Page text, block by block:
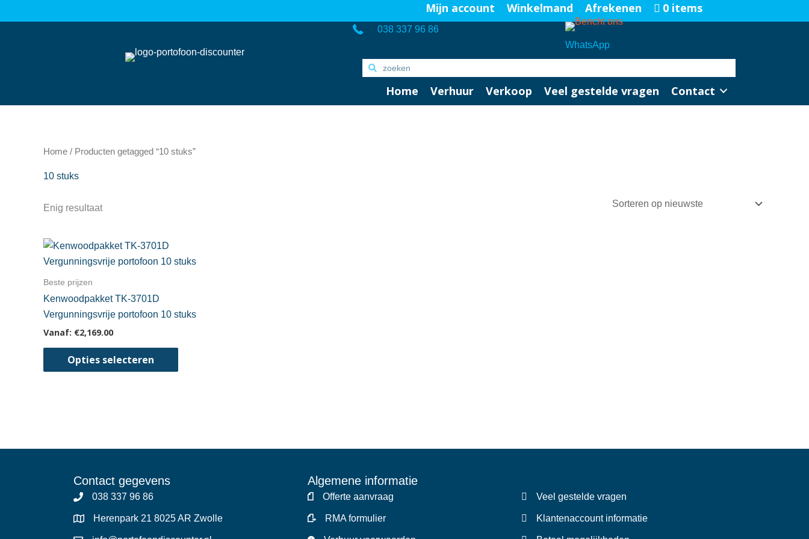
naar
Mijn account Winkelmand Afrekenen 0 items
038 337 96 86
WhatsApp
Home Verhuur Verkoop Veel gestelde vragen Contact
Home / Producten getagged “10 stuks”
10 stuks
Enig resultaat
Beste prijzen
Kenwoodpakket TK-3701D
Vergunningsvrije portofoon 10 stuks
Vanaf: €2,169.00
Opties selecteren
Dit
de
Contact gegevens
038 337 96 86
Herenpark 21 8025 AR Zwolle
Algemene informatie
Offerte aanvraag
RMA formulier
Veel gestelde vragen
Klantenaccount informatie